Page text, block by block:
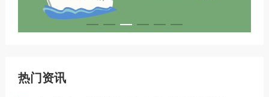
热门资讯